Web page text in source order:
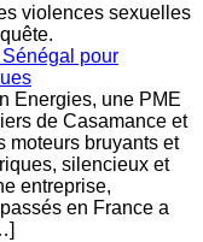
violences sexuelles
Sénégal pour
Energies, une PME
de Casamance et
moteurs bruyants et
silencieux et
entreprise,
en France a